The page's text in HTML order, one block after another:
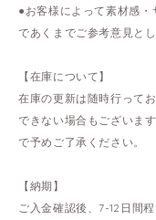
●お客様によって素材感
であくまでご参考意見と
【在庫について】
在庫の更新は随時行って
できない場合もございま
で予めご了承ください。
【納期】
ご入金確認後、7-12日間